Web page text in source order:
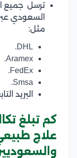
ترسل جميع
السعودي
مثل:
DHL.
Aramex.
FedEx.
Smsa.
البريد
كم تبلغ
علاج